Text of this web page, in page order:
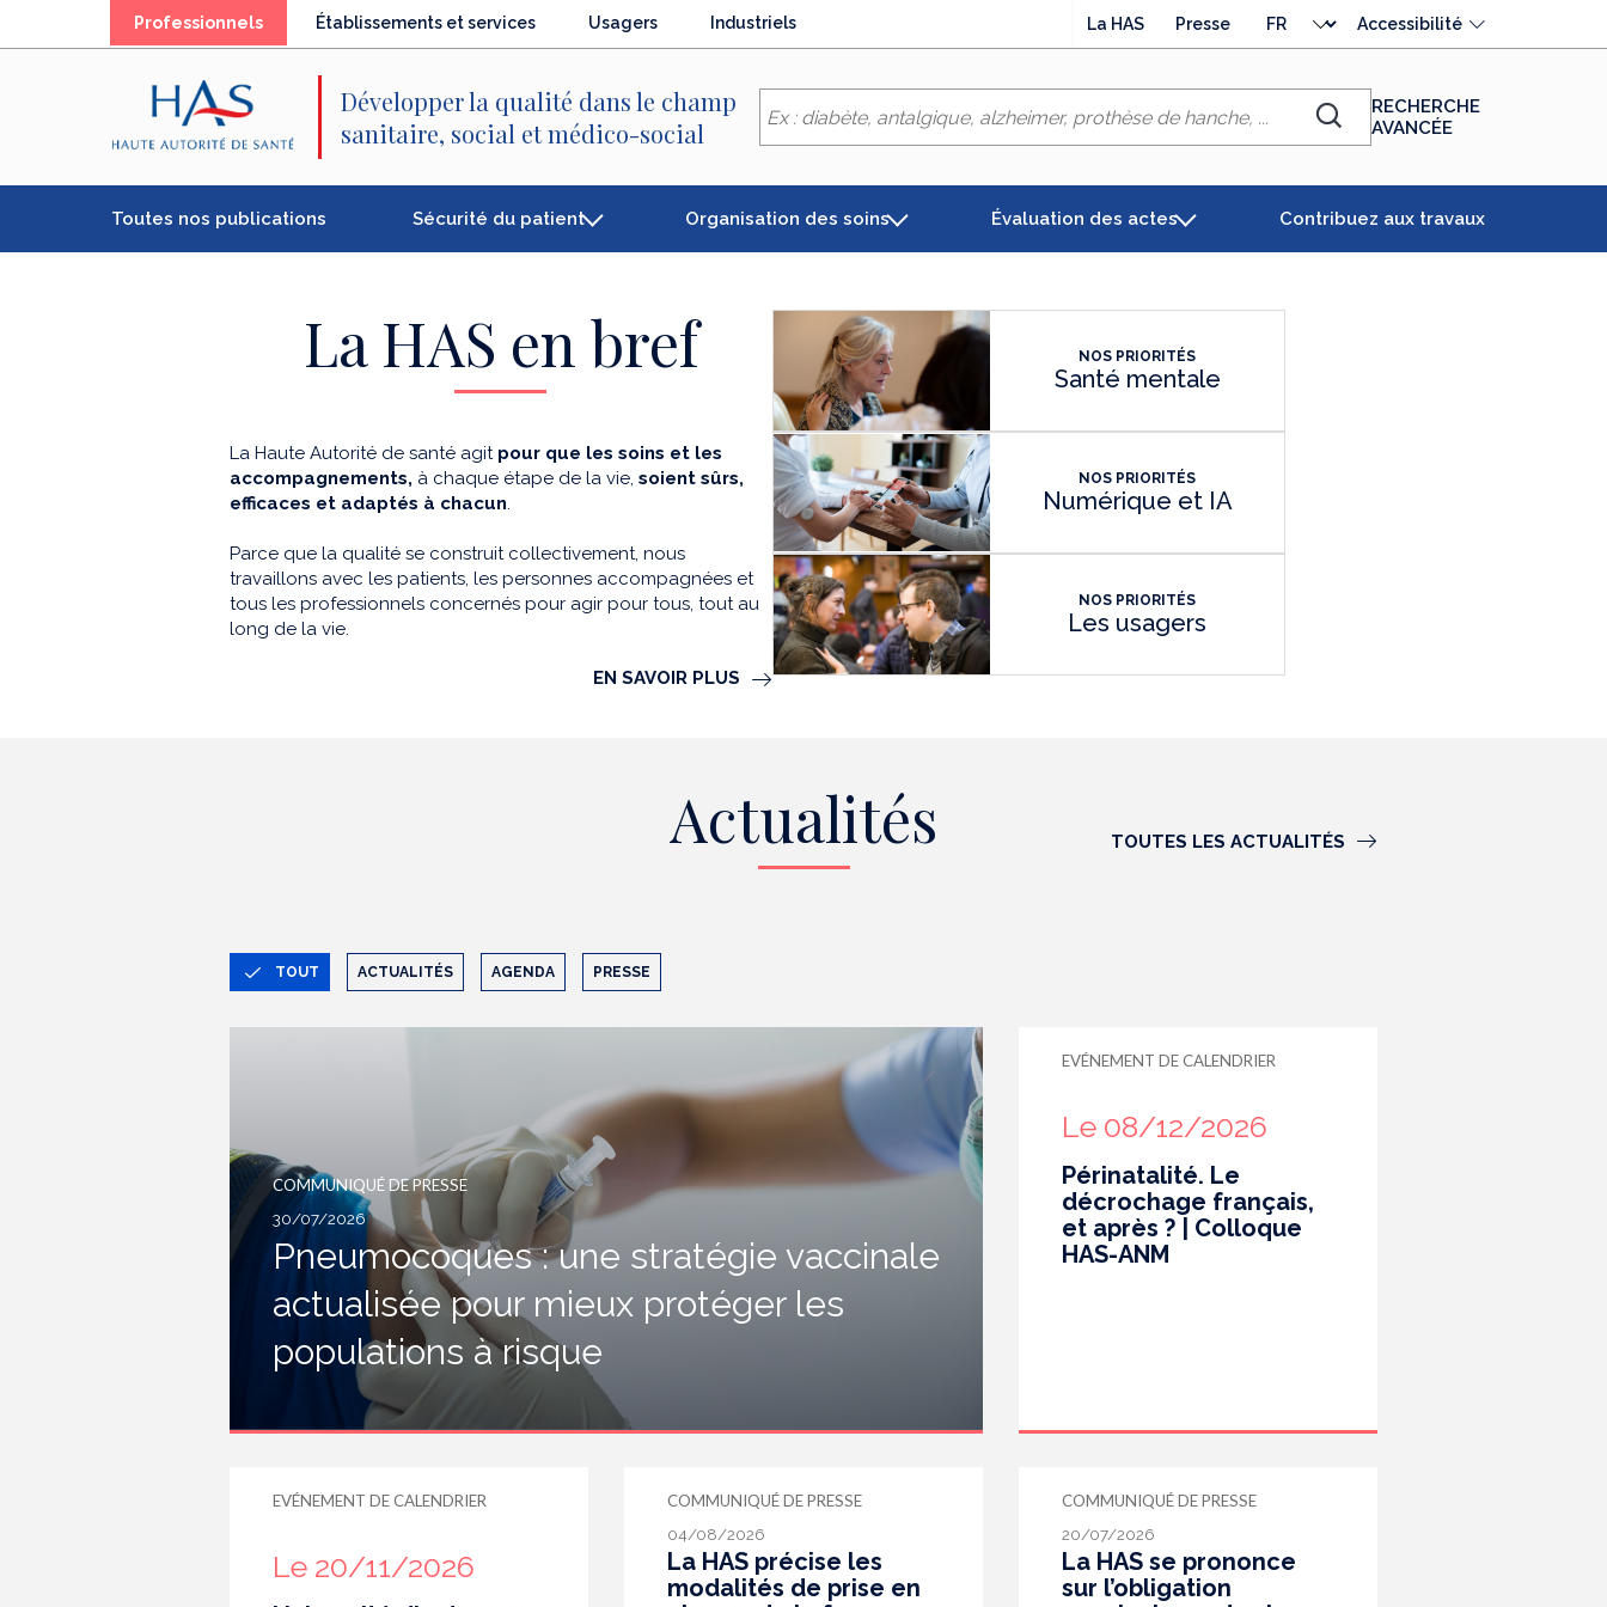
Professionnels(élémentÉtablissements et services Usagers Industriels La HAS Presse
langue
Accessibilité
Développer la qualité dans le champ
sanitaire, social et médico-social
Chercher
RECHERCHE
AVANCÉE
Toutes nos publications Sécurité du patient Organisation des soins Évaluation des actes Contribuez aux travaux
La HAS en bref
La Haute Autorité de santé agit pour que les soins et les
accompagnements, à chaque étape de la vie, soient sûrs,
efficaces et adaptés à chacun.
Parce que la qualité se construit collectivement, nous
travaillons avec les patients, les personnes accompagnées et
tous les professionnels concernés pour agir pour tous, tout au
long de la vie.
EN SAVOIR PLUS
NOS PRIORITÉS
Santé mentale
NOS PRIORITÉS
Numérique et IA
NOS PRIORITÉS
Les usagers
Actualités TOUTES LES ACTUALITÉS
TOUT ACTUALITÉS AGENDA PRESSE
COMMUNIQUÉ DE PRESSE
30/07/2026
Pneumocoques : une stratégie vaccinale
actualisée pour mieux protéger les
populations à risque
EVÉNEMENT DE CALENDRIER
Le 08/12/2026
Périnatalité. Le
décrochage français,
et après ? | Colloque
HAS-ANM
EVÉNEMENT DE CALENDRIER
Le 20/11/2026
COMMUNIQUÉ DE PRESSE
04/08/2026
La HAS précise les
modalités de prise en
COMMUNIQUÉ DE PRESSE
20/07/2026
La HAS se prononce
sur l’obligation